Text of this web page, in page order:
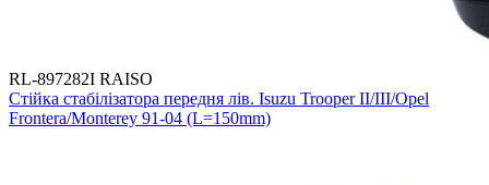
RL-897282I RAISO
Стійка стабілізатора передня лів. Isuzu Trooper II/III/Opel
Frontera/Monterey 91-04 (L=150mm)